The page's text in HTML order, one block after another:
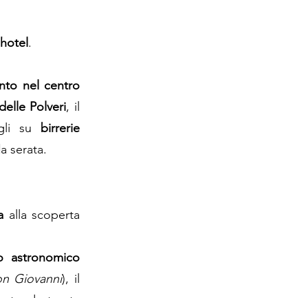
.
nel centro
Polveri, il
su birrerie
serata.
alla scoperta
astronomico
Giovanni), il